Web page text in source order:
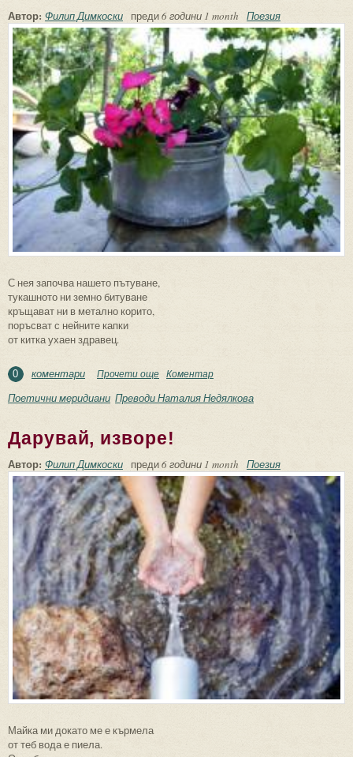
Автор: Филип Димкоски преди6 години 1 month Поезия
С нея започва нашето пътуване,
тукашното ни земно битуване
кръщават ни в метално корито,
поръсват с нейните капки
от китка ухаен здравец.
0 коментари Прочети още about Тя помни
Коментар
Поетични меридиани Преводи Наталия Недялкова
Дарувай, изворе!
Автор: Филип Димкоски преди6 години 1 month Поезия
Майка ми докато ме е кърмела
от теб вода е пиела.